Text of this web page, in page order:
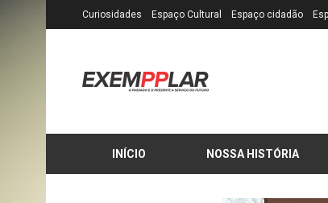
Curiosidades Espaço Cultural Espaço cidadão
INÍCIO NOSSA HISTÓRIA